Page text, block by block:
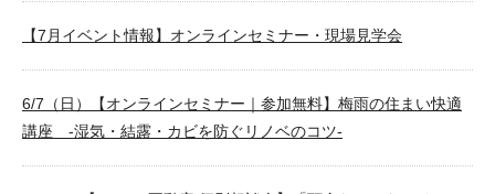
【7月イベント情報】オンラインセミナー・現場見学会
6/7（日）【オンラインセミナー｜参加無料】梅雨の住まい快適
講座 -湿気・結露・カビを防ぐリノベのコツ-